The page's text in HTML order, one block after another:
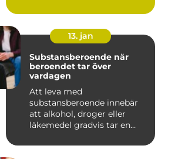
13. jan
Substansberoende när
beroendet tar över
vardagen
Att leva med
substansberoende innebär
att alkohol, droger eller
läkemedel gradvis tar en